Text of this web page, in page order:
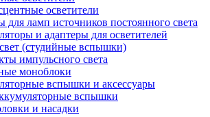
осветители
для ламп источников постоянного света
и адаптеры для осветителей
(студийные вспышки)
импульсного света
моноблоки
вспышки и аксессуары
вспышки
и насадки